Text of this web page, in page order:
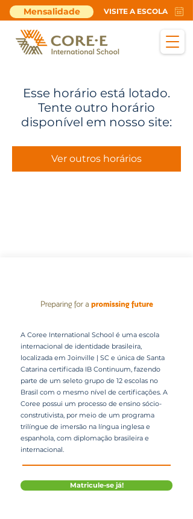
Mensalidade VISITE A ESCOLA
Esse horário está lotado.
Tente outro horário
disponível em nosso site:
Ver outros horários
A Coree International School é uma escola
internacional de identidade brasileira,
localizada em Joinville | SC e única de Santa
Catarina certificada IB Continuum, fazendo
parte de um seleto grupo de 12 escolas no
Brasil com o mesmo nível de certificações. A
Coree possui um processo de ensino sócio-
construtivista, por meio de um programa
trilíngue de imersão na língua inglesa e
espanhola, com diplomação brasileira e
internacional.
Matricule-se já!